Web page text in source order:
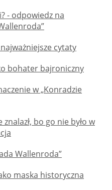
- odpowiedz na
cytaty
bohater bajroniczny
w „Konradzie
bo go nie było w
Wallenroda”
maska historyczna